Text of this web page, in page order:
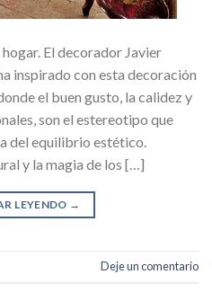
hogar. El decorador Javier
inspirado con esta decoración
el buen gusto, la calidez y
son el estereotipo que
del equilibrio estético.
y la magia de los […]
LEYENDO →
Deje un comentario